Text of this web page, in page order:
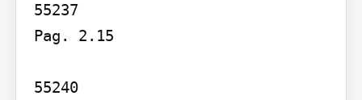
55237
Pag. 2.15
55240